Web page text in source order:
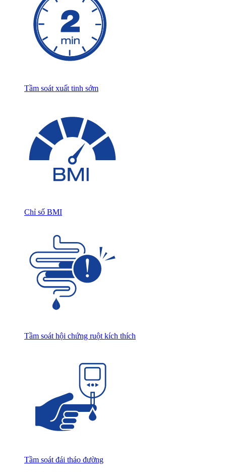
Tầm soát xuất tinh sớm
Chỉ số BMI
Tầm soát hội chứng ruột kích thích
Tầm soát đái tháo đường